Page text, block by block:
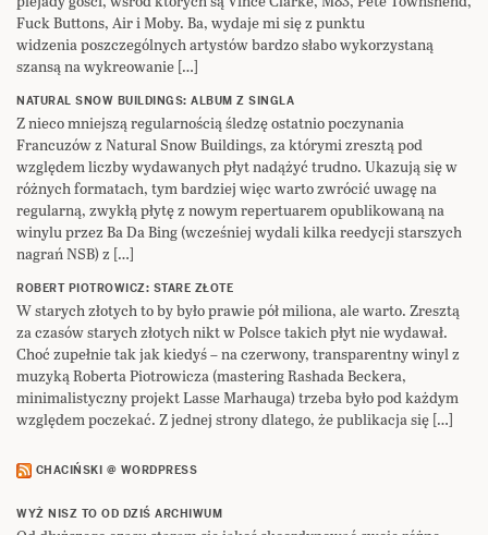
Fuck Buttons, Air i Moby. Ba, wydaje mi się z punktu
widzenia poszczególnych artystów bardzo słabo wykorzystaną
szansą na wykreowanie […]
NATURAL SNOW BUILDINGS: ALBUM Z SINGLA
Z nieco mniejszą regularnością śledzę ostatnio poczynania
Francuzów z Natural Snow Buildings, za którymi zresztą pod
względem liczby wydawanych płyt nadążyć trudno. Ukazują się w
różnych formatach, tym bardziej więc warto zwrócić uwagę na
regularną, zwykłą płytę z nowym repertuarem opublikowaną na
winylu przez Ba Da Bing (wcześniej wydali kilka reedycji starszych
nagrań NSB) z […]
ROBERT PIOTROWICZ: STARE ZŁOTE
W starych złotych to by było prawie pół miliona, ale warto. Zresztą
za czasów starych złotych nikt w Polsce takich płyt nie wydawał.
Choć zupełnie tak jak kiedyś – na czerwony, transparentny winyl z
muzyką Roberta Piotrowicza (mastering Rashada Beckera,
minimalistyczny projekt Lasse Marhauga) trzeba było pod każdym
względem poczekać. Z jednej strony dlatego, że publikacja się […]
CHACIŃSKI @ WORDPRESS
WYŻ NISZ TO OD DZIŚ ARCHIWUM